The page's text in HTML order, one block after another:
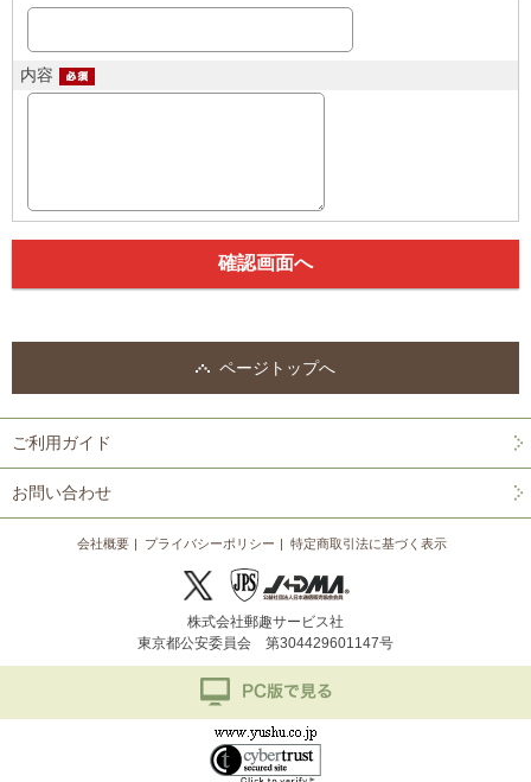
内容
ページトップへ
ご利用ガイド
お問い合わせ
会社概要 プライバシーポリシー 特定商取引法に基づく表示
株式会社郵趣サービス社
東京都公安委員会 第304429601147号